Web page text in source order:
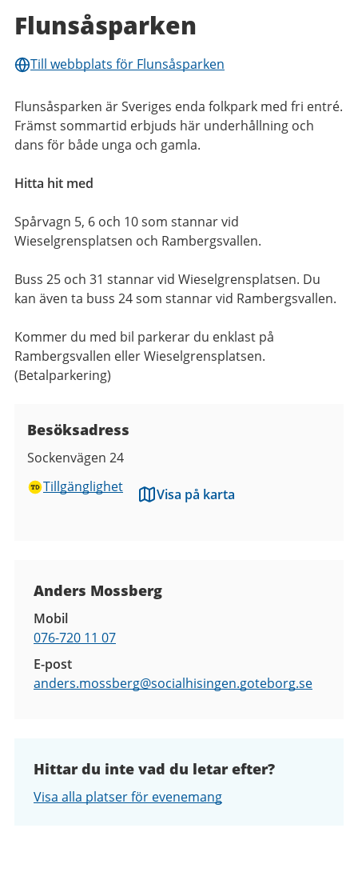
Flunsåsparken
Till webbplats för Flunsåsparken
Flunsåsparken är Sveriges enda folkpark med fri entré.
Främst sommartid erbjuds här underhållning och
dans för både unga och gamla.
Hitta hit med
Spårvagn 5, 6 och 10 som stannar vid
Wieselgrensplatsen och Rambergsvallen.
Buss 25 och 31 stannar vid Wieselgrensplatsen. Du
kan även ta buss 24 som stannar vid Rambergsvallen.
Kommer du med bil parkerar du enklast på
Rambergsvallen eller Wieselgrensplatsen.
(Betalparkering)
Besöksadress
Sockenvägen 24
Tillgänglighet
Visa på karta
Anders Mossberg
Mobil
076-720 11 07
E-post
anders.mossberg@socialhisingen.goteborg.se
Hittar du inte vad du letar efter?
Visa alla platser för evenemang